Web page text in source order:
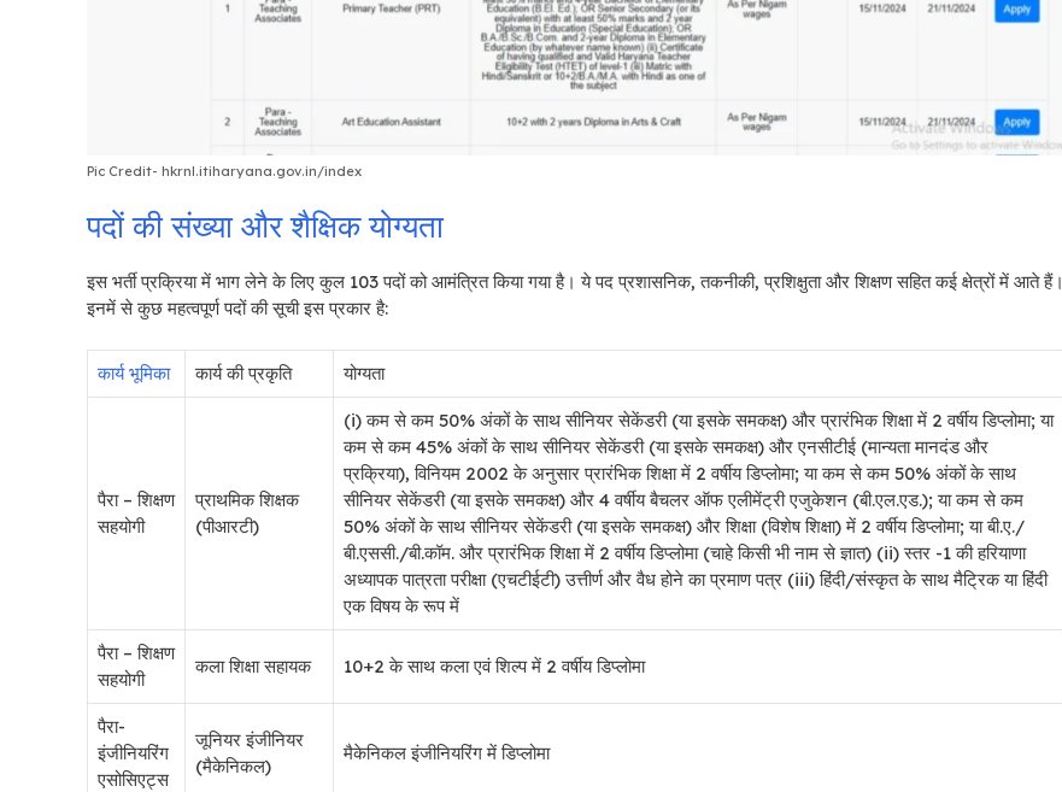
Pic Credit- hkrnl.itiharyana.gov.in/index
पदों की संख्या और शैक्षिक योग्यता
इस भर्ती प्रक्रिया में भाग लेने के लिए कुल 103 पदों को आमंत्रित किया गया है। ये पद प्रशासनिक, तकनीकी, प्रशिक्षुता और शिक्षण सहित कई क्षेत्रों में आते हैं।
इनमें से कुछ महत्वपूर्ण पदों की सूची इस प्रकार है:
कार्य भूमिका कार्य की प्रकृति योग्यता
पैरा – शिक्षण
सहयोगी
प्राथमिक शिक्षक
(पीआरटी)
(i) कम से कम 50% अंकों के साथ सीनियर सेकेंडरी (या इसके समकक्ष) और प्रारंभिक शिक्षा में 2 वर्षीय डिप्लोमा; या
कम से कम 45% अंकों के साथ सीनियर सेकेंडरी (या इसके समकक्ष) और एनसीटीई (मान्यता मानदंड और
प्रक्रिया), विनियम 2002 के अनुसार प्रारंभिक शिक्षा में 2 वर्षीय डिप्लोमा; या कम से कम 50% अंकों के साथ
सीनियर सेकेंडरी (या इसके समकक्ष) और 4 वर्षीय बैचलर ऑफ एलीमेंट्री एजुकेशन (बी.एल.एड.); या कम से कम
50% अंकों के साथ सीनियर सेकेंडरी (या इसके समकक्ष) और शिक्षा (विशेष शिक्षा) में 2 वर्षीय डिप्लोमा; या बी.ए./
बी.एससी./बी.कॉम. और प्रारंभिक शिक्षा में 2 वर्षीय डिप्लोमा (चाहे किसी भी नाम से ज्ञात) (ii) स्तर -1 की हरियाणा
अध्यापक पात्रता परीक्षा (एचटीईटी) उत्तीर्ण और वैध होने का प्रमाण पत्र (iii) हिंदी/संस्कृत के साथ मैट्रिक या हिंदी
एक विषय के रूप में
पैरा – शिक्षण
सहयोगी
कला शिक्षा सहायक 10+2 के साथ कला एवं शिल्प में 2 वर्षीय डिप्लोमा
पैरा-
इंजीनियरिंग
एसोसिएट्स
जूनियर इंजीनियर
(मैकेनिकल)
मैकेनिकल इंजीनियरिंग में डिप्लोमा